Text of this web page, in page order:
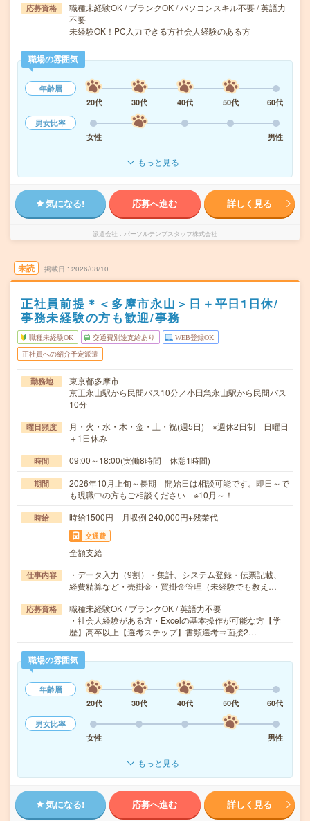
応募資格
職種未経験OK / ブランクOK / パソコンスキル不要 / 英語力
不要
未経験OK！PC入力できる方社会人経験のある方
職場の雰囲気
年齢層
20代
30代 40代 50代
60代
男女比率
女性
男性
もっと見る
気になる! 応募へ進む 詳しく見る
派遣会社 パーソルテンプスタッフ株式会社
未読 掲載日 2026/08/10
正社員前提＊＜多摩市永山＞日＋平日1日休/
事務未経験の方も歓迎/事務
職種未経験OK 交通費別途支給あり WEB登録OK
正社員への紹介予定派遣
勤務地
東京都多摩市
京王永山駅から民間バス10分／小田急永山駅から民間バス
10分
曜日頻度
月・火・水・木・金・土・祝(週5日) ※週休2日制 日曜日
＋1日休み
時間 09:00～18:00(実働8時間 休憩1時間)
期間
2026年10月上旬～長期 開始日は相談可能です。即日～で
も現職中の方もご相談ください ※10月～！
時給 時給1500円 月収例 240,000円+残業代
交通費
全額支給
仕事内容
・データ入力（9割）・集計、システム登録・伝票記載、
経費精算など・売掛金・買掛金管理（未経験でも教え…
応募資格
職種未経験OK / ブランクOK / 英語力不要
・社会人経験がある方・Excelの基本操作が可能な方【学
歴】高卒以上【選考ステップ】書類選考⇒面接2…
職場の雰囲気
年齢層
20代
30代 40代 50代
60代
男女比率
女性
男性
もっと見る
気になる! 応募へ進む 詳しく見る